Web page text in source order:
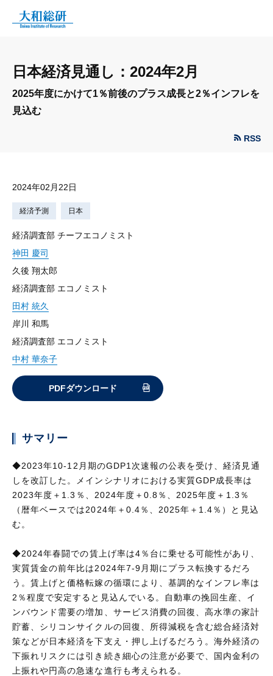
日本経済見通し：2024年2月
2025年度にかけて1％前後のプラス成長と2％インフレを
見込む
RSS
2024年02月22日
経済予測 日本
経済調査部 チーフエコノミスト
神田 慶司
久後 翔太郎
経済調査部 エコノミスト
田村 統久
岸川 和馬
経済調査部 エコノミスト
中村 華奈子
PDFダウンロード
サマリー
◆2023年10-12月期のGDP1次速報の公表を受け、経済見通
しを改訂した。メインシナリオにおける実質GDP成長率は
2023年度＋1.3％、2024年度＋0.8％、2025年度＋1.3％
（暦年ベースでは2024年＋0.4％、2025年＋1.4％）と見込
む。
◆2024年春闘での賃上げ率は4％台に乗せる可能性があり、
実質賃金の前年比は2024年7-9月期にプラス転換するだろ
う。賃上げと価格転嫁の循環により、基調的なインフレ率は
2％程度で安定すると見込んでいる。自動車の挽回生産、イ
ンバウンド需要の増加、サービス消費の回復、高水準の家計
貯蓄、シリコンサイクルの回復、所得減税を含む総合経済対
策などが日本経済を下支え・押し上げるだろう。海外経済の
下振れリスクには引き続き細心の注意が必要で、国内金利の
上振れや円高の急速な進行も考えられる。